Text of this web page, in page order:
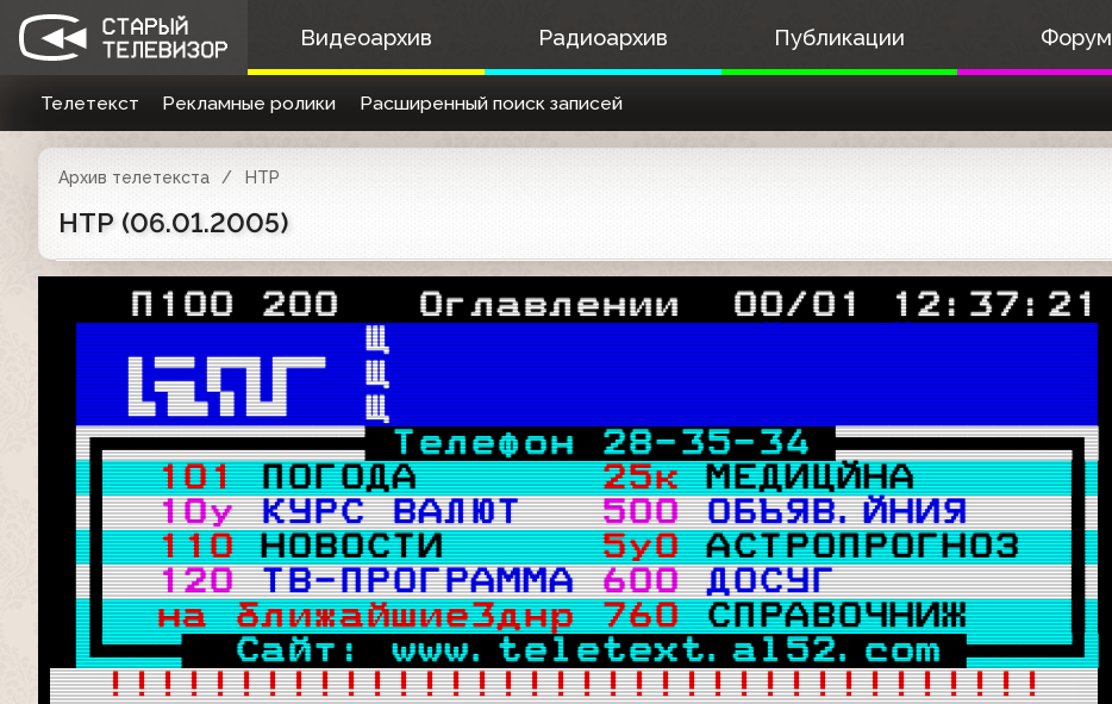
Видеоархив Радиоархив Публикации Форум
Телетекст Рекламные ролики Расширенный поиск записей
Архив телетекста НТР
НТР (06.01.2005)
   П100 200   Оглавлении  00/01 12:37:21
Вэ4э,,,,4 Щ НИЖЕГОРОДСКИЙ ТЕЛЙТЕКСТ
 Щ Св.-во о рег.Эл. N 77-2519

Щ Лиц.ДИ N 4844 от 11.01.01г

Телефон 28-35-34 

101 ПОГОДА 25к МЕДИЦЙНА 

10у КУРС ВАЛЮТ 500 ОБЪЯВ.ЙНИЯ 

110 НОВОСТИ 5у0 АСТРОПРОГНОЗ 

120 ТВ-ПРОГРАММА 600 ДОСУГ 

на ближайшие3днр 760 СПРАВОЧНИЖ 

Сайт: www.teletext.al52.com 
!!!!!!!!!!!!!!!!!!!!!!!!!!!!!!!!!!!!